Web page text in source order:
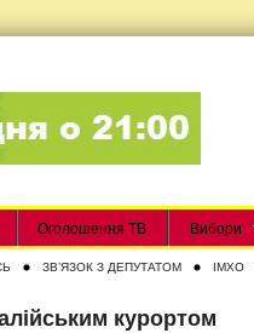
Оголошення ТВ Вибори
ЗВʼЯЗОК З ДЕПУТАТОМ IMXO
курортом